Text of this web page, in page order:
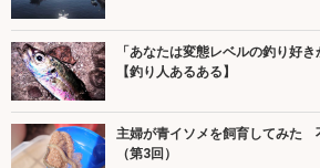
「あなたは変態レベルの釣り好
【釣り人あるある】
主婦が青イソメを飼育してみた
（第3回）